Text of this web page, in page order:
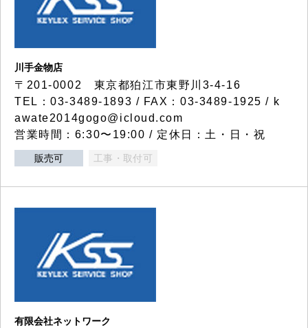
川手金物店
〒201-0002 東京都狛江市東野川3-4-16
TEL：03-3489-1893 / FAX：03-3489-1925 / k
awate2014gogo@icloud.com
営業時間：6:30〜19:00 / 定休日：土・日・祝
販売可 工事・取付可
有限会社ネットワーク